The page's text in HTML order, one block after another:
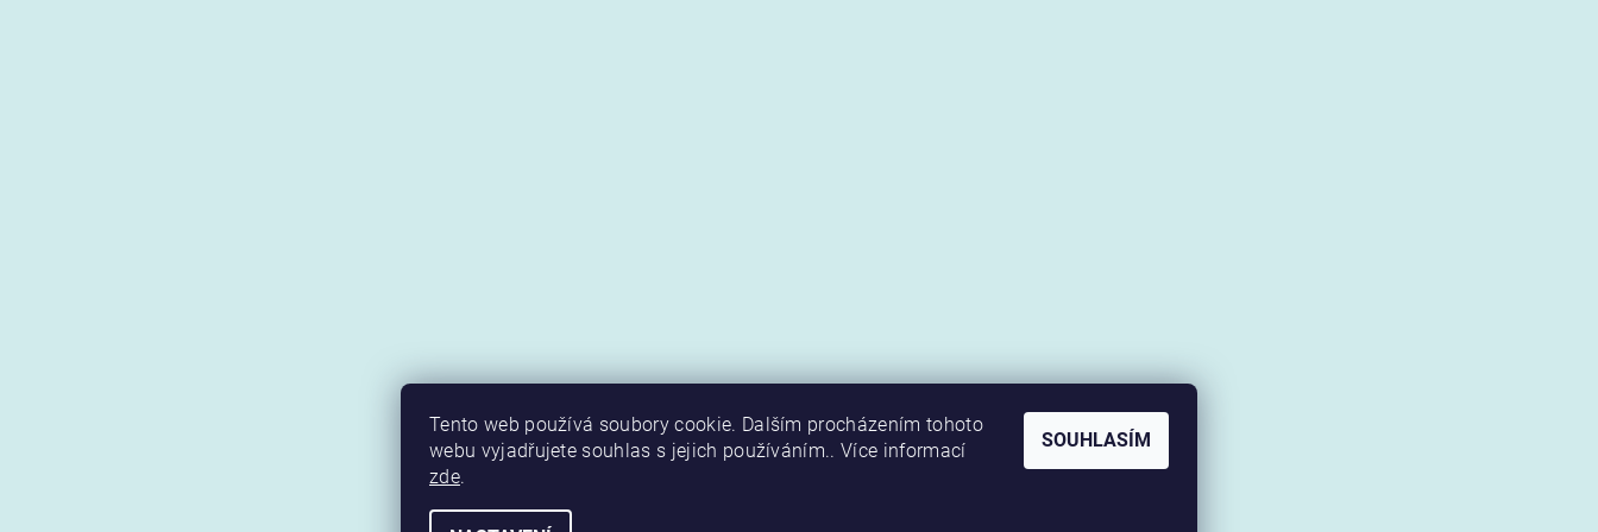
Tento web používá soubory cookie. Dalším procházením tohoto
webu vyjadřujete souhlas s jejich používáním.. Více informací
zde.
SOUHLASÍM